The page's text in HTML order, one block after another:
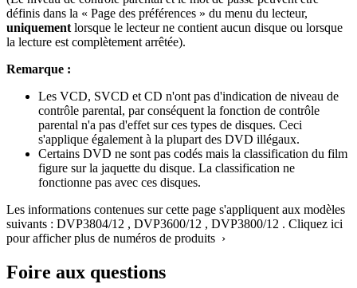
définis dans la « Page des préférences » du menu du lecteur,
uniquement lorsque le lecteur ne contient aucun disque ou lorsque
la lecture est complètement arrêtée).
Remarque :
Les VCD, SVCD et CD n'ont pas d'indication de niveau de
contrôle parental, par conséquent la fonction de contrôle
parental n'a pas d'effet sur ces types de disques. Ceci
s'applique également à la plupart des DVD illégaux.
Certains DVD ne sont pas codés mais la classification du film
figure sur la jaquette du disque. La classification ne
fonctionne pas avec ces disques.
Les informations contenues sur cette page s'appliquent aux modèles
suivants : DVP3804/12 , DVP3600/12 , DVP3800/12 . Cliquez ici
pour afficher plus de numéros de produits ›
Foire aux questions